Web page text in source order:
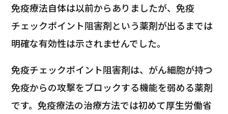
免疫療法自体は以前からありましたが、免疫
チェックポイント阻害剤という薬剤が出るまでは
明確な有効性は示されませんでした。
免疫チェックポイント阻害剤は、がん細胞が持つ
免疫からの攻撃をブロックする機能を弱める薬剤
です。免疫療法の治療方法では初めて厚生労働省